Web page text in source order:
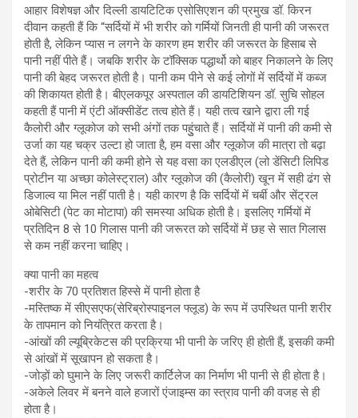
आहार विशेषज्ञ और दिल्ली डायटिटिक एसोसिएशन की प्रमुख डॉ. किरन
दीवान कहती हैं कि “सर्दियों में भी शरीर को गर्मियों जिनती ही पानी की जरूरत
होती है, लेकिन प्यास न लगने के कारण हम शरीर की जरूरत के हिसाब से
पानी नहीं पीते हैं। जबकि शरीर के टॉक्सिक पद्धार्थो को बाहर निकालने के लिए
पानी की बेहद जरूरत होती है। पानी कम पीने से कई लोगों में सर्दियों में कब्ज
की शिकायत होती है। बीएलकपूर अस्पताल की डायटिशियन डॉ. सुचि सोहल
कहती हैं पानी में एंटी ऑक्सीडेंट तत्व होते हैं। यही तत्व खाने द्वारा ली गई
कैलोरी और ग्लूकोज को सभी अंगों तक पहुुंचाते हैं। सर्दियों में पानी की कमी से
उर्जा का यह चक्र उल्टा हो जाता है, हम वसा और ग्लूकोज की मात्रा तो बढ़ा
देते हैं, लेकिन पानी की कमी होने से यह वसा का एलडीएल (लो डेंसिटी लिपिड
प्रोटीन या अच्छा कोलेस्ट्राल) और ग्लूकोज की (कैलोरी) खून में सही ढंग से
डिजाल्व या मिल नहीं पाती है। यही कारण है कि सर्दियों में चर्बी और सेंट्रल
ओबेसिटी (पेट का मोटापा) की समस्या अधिक होती है। इसलिए गर्मियों में
प्रतिदिन 8 से 10 गिलास पानी की जरूरत को सर्दियों में छह से सात गिलास
से कम नहीं करना चाहिए।
क्या पानी का महत्व
-शरीर के 70 प्रतिशत हिस्से में पानी होता है
-मस्तिष्क में सीएसएफ(सेरिब्रोस्पाइनल फ्लूड) के रूप में उपस्थित पानी शरीर
के तापमान को नियंत्रित करता है।
-आंखों की ल्यूब्रिकेटस की प्रक्रिया भी पानी के जरिए ही होती हैं, इसकी कमी
से आंखों में सूखापन हो सकता है।
-जोड़ों को घुमाने के लिए जरूरी कार्टिलेज का निर्माण भी पानी से ही होता है।
-अकेले लिवर में बनने वाले हजारों एंजाइम्स का स्त्राव पानी की वजह से ही
होता है।